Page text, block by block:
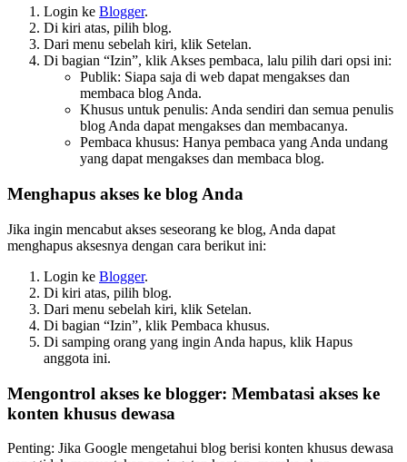
Login ke Blogger.
Di kiri atas, pilih blog.
Dari menu sebelah kiri, klik Setelan.
Di bagian “Izin”, klik Akses pembaca, lalu pilih dari opsi ini:
Publik: Siapa saja di web dapat mengakses dan
membaca blog Anda.
Khusus untuk penulis: Anda sendiri dan semua penulis
blog Anda dapat mengakses dan membacanya.
Pembaca khusus: Hanya pembaca yang Anda undang
yang dapat mengakses dan membaca blog.
Menghapus akses ke blog Anda
Jika ingin mencabut akses seseorang ke blog, Anda dapat
menghapus aksesnya dengan cara berikut ini:
Login ke Blogger.
Di kiri atas, pilih blog.
Dari menu sebelah kiri, klik Setelan.
Di bagian “Izin”, klik Pembaca khusus.
Di samping orang yang ingin Anda hapus, klik Hapus
anggota ini.
Mengontrol akses ke blogger: Membatasi akses ke
konten khusus dewasa
Penting: Jika Google mengetahui blog berisi konten khusus dewasa